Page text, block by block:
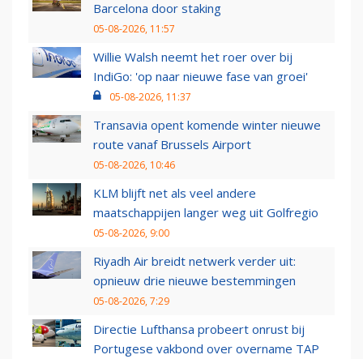
Barcelona door staking
05-08-2026, 11:57
Willie Walsh neemt het roer over bij
IndiGo: 'op naar nieuwe fase van groei'
05-08-2026, 11:37
Transavia opent komende winter nieuwe
route vanaf Brussels Airport
05-08-2026, 10:46
KLM blijft net als veel andere
maatschappijen langer weg uit Golfregio
05-08-2026, 9:00
Riyadh Air breidt netwerk verder uit:
opnieuw drie nieuwe bestemmingen
05-08-2026, 7:29
Directie Lufthansa probeert onrust bij
Portugese vakbond over overname TAP